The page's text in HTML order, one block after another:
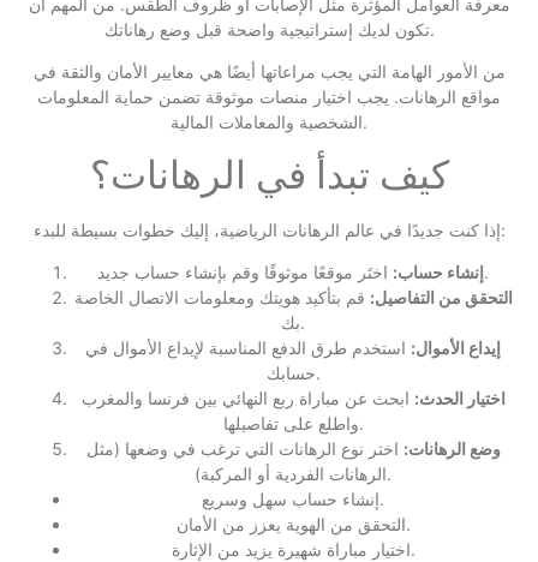
تكون لديك إستراتيجية واضحة قبل وضع رهاناتك.
من الأمور الهامة التي يجب مراعاتها أيضًا هي معايير الأمان والثقة في
مواقع الرهانات. يجب اختيار منصات موثوقة تضمن حماية المعلومات
الشخصية والمعاملات المالية.
كيف تبدأ في الرهانات؟
إذا كنت جديدًا في عالم الرهانات الرياضية، إليك خطوات بسيطة للبدء:
إنشاء حساب:اختَر موقعًا موثوقًا وقم بإنشاء حساب جديد.
التحقق من التفاصيل: قم بتأكيد هويتك ومعلومات الاتصال الخاصة
بك.
إيداع الأموال: استخدم طرق الدفع المناسبة لإيداع الأموال في
حسابك.
اختيار الحدث: ابحث عن مباراة ربع النهائي بين فرنسا والمغرب
واطلع على تفاصيلها.
وضع الرهانات: اختر نوع الرهانات التي ترغب في وضعها (مثل
الرهانات الفردية أو المركبة).
إنشاء حساب سهل وسريع.
التحقق من الهوية يعزز من الأمان.
اختيار مباراة شهيرة يزيد من الإثارة.